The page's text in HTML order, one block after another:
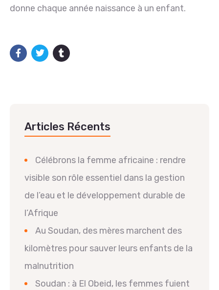
donne chaque année naissance à un enfant.
Articles Récents
Célébrons la femme africaine : rendre
visible son rôle essentiel dans la gestion
de l’eau et le développement durable de
l’Afrique
Au Soudan, des mères marchent des
kilomètres pour sauver leurs enfants de la
malnutrition
Soudan : à El Obeid, les femmes fuient